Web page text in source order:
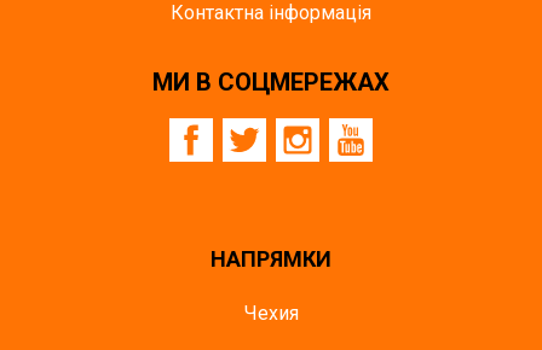
Контактна інформація
МИ В СОЦМЕРЕЖАХ
НАПРЯМКИ
Чехия